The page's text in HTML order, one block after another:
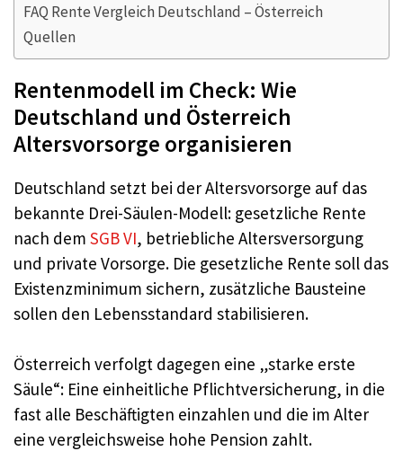
FAQ Rente Vergleich Deutschland – Österreich
Quellen
Rentenmodell im Check: Wie
Deutschland und Österreich
Altersvorsorge organisieren
Deutschland setzt bei der Altersvorsorge auf das
bekannte Drei-Säulen-Modell: gesetzliche Rente
nach dem SGB VI, betriebliche Altersversorgung
und private Vorsorge. Die gesetzliche Rente soll das
Existenzminimum sichern, zusätzliche Bausteine
sollen den Lebensstandard stabilisieren.
Österreich verfolgt dagegen eine „starke erste
Säule“: Eine einheitliche Pflichtversicherung, in die
fast alle Beschäftigten einzahlen und die im Alter
eine vergleichsweise hohe Pension zahlt.